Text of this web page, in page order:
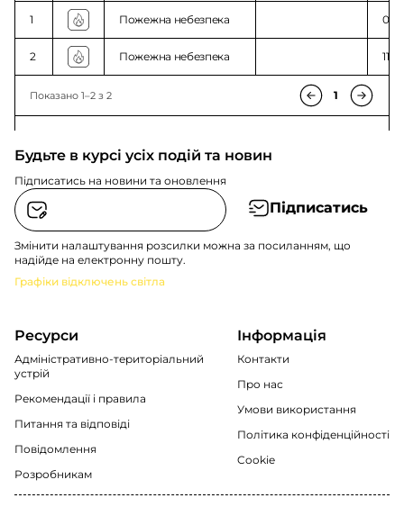
1 Пожежна небезпека
2 Пожежна небезпека
Показано 1–2 з 2 1
Будьте в курсі усіх подій та новин
Підписатись на новини та оновлення
Підписатись
Змінити налаштування розсилки можна за посиланням, що
надійде на електронну пошту.
Графіки відключень світла
Ресурси
Адміністративно-територіальний
устрій
Рекомендації i правила
Питання та відповіді
Повідомлення
Розробникам
Інформація
Контакти
Про нас
Умови використання
Політика конфіденційності
Cookie